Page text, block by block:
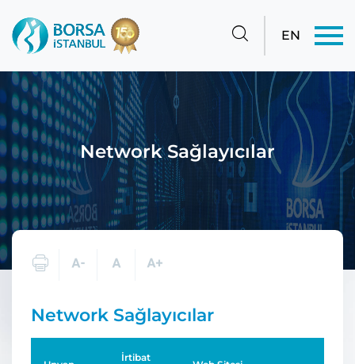
EN
Network Sağlayıcılar
Network Sağlayıcılar
İrtibat